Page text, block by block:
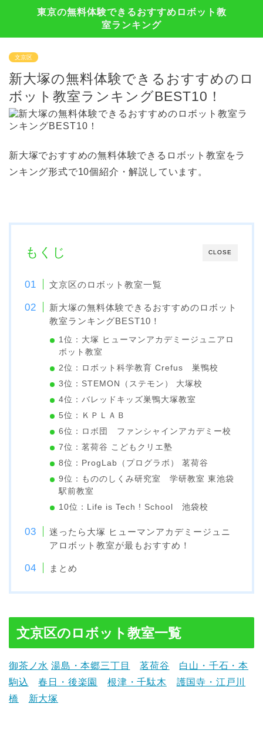
東京の無料体験できるおすすめロボット教
室ランキング
文京区
新大塚の無料体験できるおすすめのロ
ボット教室ランキングBEST10！
新大塚でおすすめの無料体験できるロボット教室をラ
ンキング形式で10個紹介・解説しています。
CLOSE
もくじ
文京区のロボット教室一覧
新大塚の無料体験できるおすすめのロボット
教室ランキングBEST10！
1位：大塚 ヒューマンアカデミージュニアロ
ボット教室
2位：ロボット科学教育 Crefus 巣鴨校
3位：STEMON（ステモン） 大塚校
4位：バレッドキッズ巣鴨大塚教室
5位：ＫＰＬＡＢ
6位：ロボ団 ファンシャインアカデミー校
7位：茗荷谷 こどもクリエ塾
8位：ProgLab（プログラボ） 茗荷谷
9位：もののしくみ研究室 学研教室 東池袋
駅前教室
10位：Life is Tech ! School 池袋校
迷ったら大塚 ヒューマンアカデミージュニ
アロボット教室が最もおすすめ！
まとめ
文京区のロボット教室一覧
御茶ノ水 湯島・本郷三丁目 茗荷谷
白山・千石・本
駒込
春日・後楽園 根津・千駄木
護国寺・江戸川
橋
新大塚